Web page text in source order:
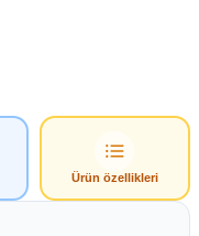
Ürün özellikleri